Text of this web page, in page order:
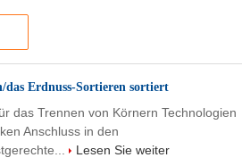
Erdnuss-Sortieren sortiert
das Trennen von Körnern Technologien
Anschluss in den
Lesen Sie weiter